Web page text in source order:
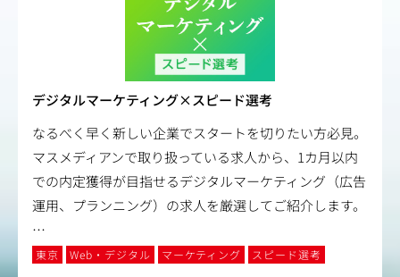
デジタルマーケティング×スピード選考
なるべく早く新しい企業でスタートを切りたい方必見。
マスメディアンで取り扱っている求人から、1カ月以内
での内定獲得が目指せるデジタルマーケティング（広告
運用、プランニング）の求人を厳選してご紹介します。
…
東京 Web・デジタル マーケティング スピード選考